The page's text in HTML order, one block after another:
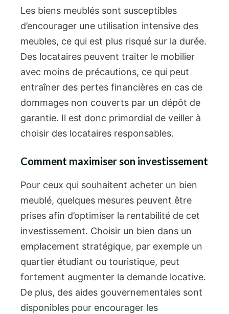
Les biens meublés sont susceptibles
d’encourager une utilisation intensive des
meubles, ce qui est plus risqué sur la durée.
Des locataires peuvent traiter le mobilier
avec moins de précautions, ce qui peut
entraîner des pertes financières en cas de
dommages non couverts par un dépôt de
garantie. Il est donc primordial de veiller à
choisir des locataires responsables.
Comment maximiser son investissement
Pour ceux qui souhaitent acheter un bien
meublé, quelques mesures peuvent être
prises afin d’optimiser la rentabilité de cet
investissement. Choisir un bien dans un
emplacement stratégique, par exemple un
quartier étudiant ou touristique, peut
fortement augmenter la demande locative.
De plus, des aides gouvernementales sont
disponibles pour encourager les